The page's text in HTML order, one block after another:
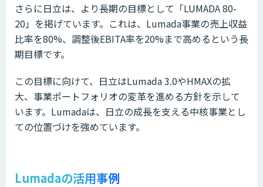
さらに日立は、より長期の目標として「LUMADA 80-
20」を掲げています。これは、Lumada事業の売上収益
比率を80%、調整後EBITA率を20%まで高めるという長
期目標です。
この目標に向けて、日立はLumada 3.0やHMAXの拡
大、事業ポートフォリオの変革を進める方針を示して
います。Lumadaは、日立の成長を支える中核事業とし
ての位置づけを強めています。
Lumadaの活用事例